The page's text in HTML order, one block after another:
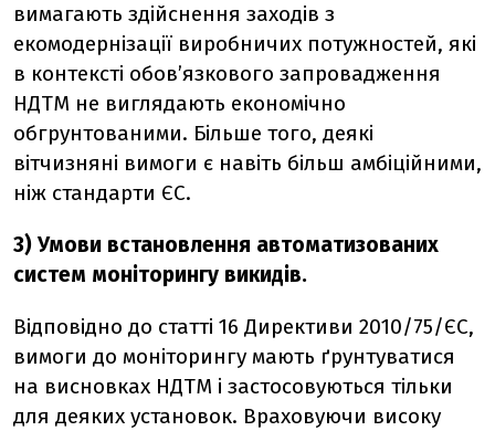
вимагають здійснення заходів з
екомодернізації виробничих потужностей, які
в контексті обов’язкового запровадження
НДТМ не виглядають економічно
обгрунтованими. Більше того, деякі
вітчизняні вимоги є навіть більш амбіційними,
ніж стандарти ЄС.
3) Умови встановлення автоматизованих
систем моніторингу викидів.
Відповідно до статті 16 Директиви 2010/75/ЄС,
вимоги до моніторингу мають ґрунтуватися
на висновках НДТМ і застосовуються тільки
для деяких установок. Враховуючи високу